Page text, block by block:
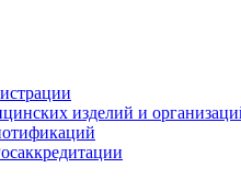
изделий и